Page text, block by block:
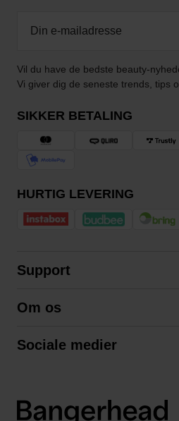
Vil du have de bedste beauty-
Vi giver dig de seneste trends, tips
SIKKER BETALING
HURTIG LEVERING
Support
Betingelser
Om os
Sociale medier
LinkedIn